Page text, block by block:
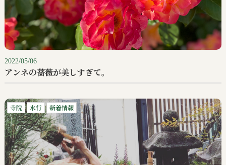
2022/05/06
アンネの薔薇が美しすぎて。
寺院 水行 新着情報